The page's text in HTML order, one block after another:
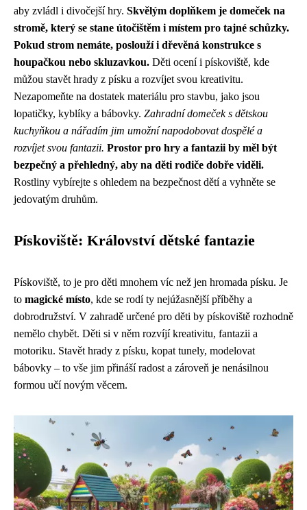
aby zvládl i divočejší hry. Skvělým doplňkem je domeček na
stromě, který se stane útočištěm i místem pro tajné schůzky.
Pokud strom nemáte, poslouží i dřevěná konstrukce s
houpačkou nebo skluzavkou. Děti ocení i pískoviště, kde
můžou stavět hrady z písku a rozvíjet svou kreativitu.
Nezapomeňte na dostatek materiálu pro stavbu, jako jsou
lopatičky, kyblíky a bábovky. Zahradní domeček s dětskou
kuchyňkou a nářadím jim umožní napodobovat dospělé a
rozvíjet svou fantazii. Prostor pro hry a fantazii by měl být
bezpečný a přehledný, aby na děti rodiče dobře viděli.
Rostliny vybírejte s ohledem na bezpečnost dětí a vyhněte se
jedovatým druhům.
Pískoviště: Království dětské fantazie
Pískoviště, to je pro děti mnohem víc než jen hromada písku. Je
to magické místo, kde se rodí ty nejúžasnější příběhy a
dobrodružství. V zahradě určené pro děti by pískoviště rozhodně
nemělo chybět. Děti si v něm rozvíjí kreativitu, fantazii a
motoriku. Stavět hrady z písku, kopat tunely, modelovat
bábovky – to vše jim přináší radost a zároveň je nenásilnou
formou učí novým věcem.